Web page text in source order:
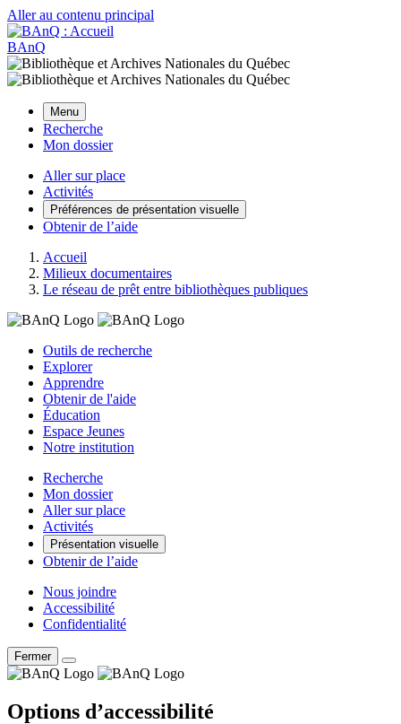
Aller au contenu principal
BAnQ
Menu
Recherche
Mon dossier
Aller sur place
Activités
Préférences de présentation visuelle
Obtenir de l’aide
Accueil
Milieux documentaires
Le réseau de prêt entre bibliothèques publiques
Outils de recherche
Explorer
Apprendre
Obtenir de l'aide
Éducation
Espace Jeunes
Notre institution
Recherche
Mon dossier
Aller sur place
Activités
Présentation visuelle
Obtenir de l’aide
Nous joindre
Accessibilité
Confidentialité
Fermer
Options d’accessibilité